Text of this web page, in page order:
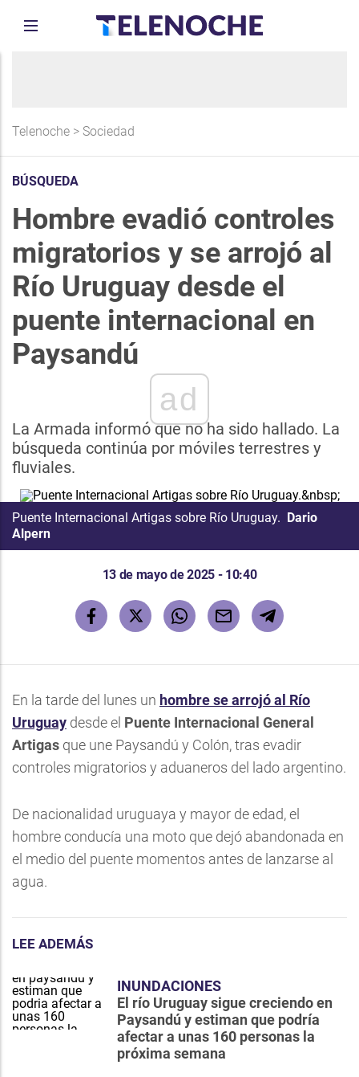
Telenoche > Sociedad
BÚSQUEDA
Hombre evadió controles
migratorios y se arrojó al
Río Uruguay desde el
puente internacional en
Paysandú
ad
La Armada informó que no ha sido hallado. La
búsqueda continúa por móviles terrestres y
fluviales.
Puente Internacional Artigas sobre Río Uruguay. Dario
Alpern
13 de mayo de 2025 - 10:40
En la tarde del lunes un hombre se arrojó al Río
Uruguay desde el Puente Internacional General
Artigas que une Paysandú y Colón, tras evadir
controles migratorios y aduaneros del lado argentino.
De nacionalidad uruguaya y mayor de edad, el
hombre conducía una moto que dejó abandonada en
el medio del puente momentos antes de lanzarse al
agua.
LEE ADEMÁS
INUNDACIONES
El río Uruguay sigue creciendo en
Paysandú y estiman que podría
afectar a unas 160 personas la
próxima semana